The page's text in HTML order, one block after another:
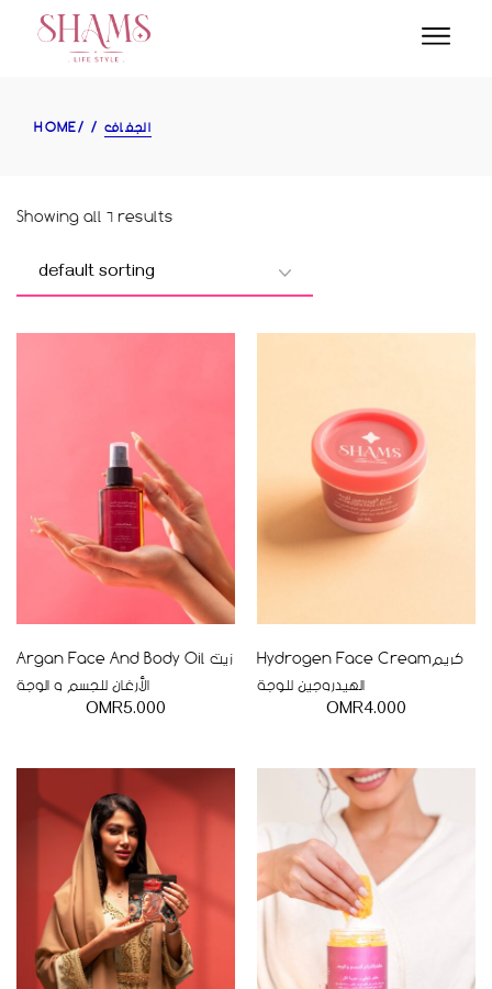
HOME الجفاف
Showing all 6 results
Argan Face And Body Oil زيت
الأرغان للجسم و الوجة
OMR5.000
Hydrogen Face Creamكريم
الهيدروجين للوجة
OMR4.000